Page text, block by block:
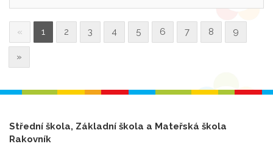
« 1 2 3 4 5 6 7 8 9
»
Střední škola, Základní škola a Mateřská škola
Rakovník